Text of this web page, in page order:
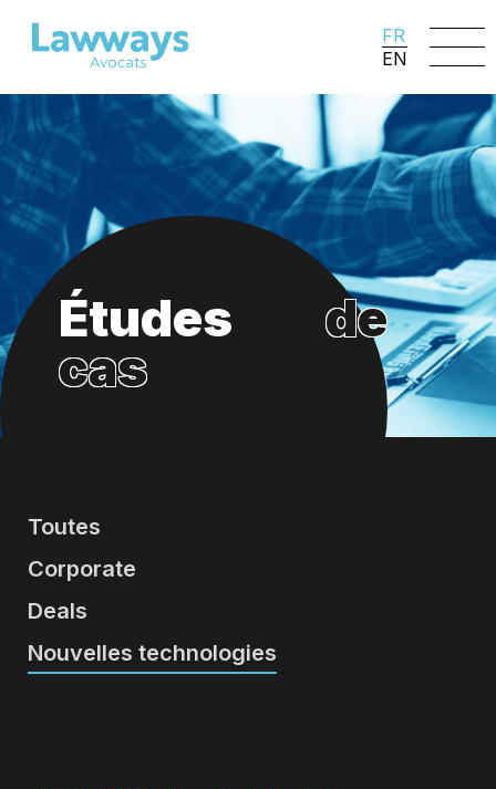
FR
EN
Études
de
cas
Toutes
Corporate
Deals
Nouvelles technologies